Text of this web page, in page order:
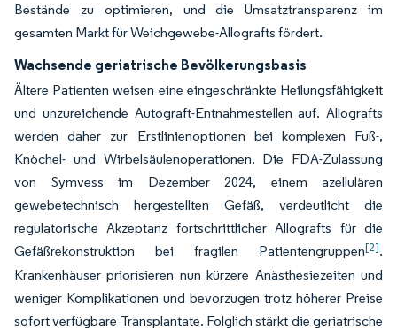
Bestände zu optimieren, und die Umsatztransparenz im
gesamten Markt für Weichgewebe-Allografts fördert.
Wachsende geriatrische Bevölkerungsbasis
Ältere Patienten weisen eine eingeschränkte Heilungsfähigkeit
und unzureichende Autograft-Entnahmestellen auf. Allografts
werden daher zur Erstlinienoptionen bei komplexen Fuß-,
Knöchel- und Wirbelsäulenoperationen. Die FDA-Zulassung
von Symvess im Dezember 2024, einem azellulären
gewebetechnisch hergestellten Gefäß, verdeutlicht die
regulatorische Akzeptanz fortschrittlicher Allografts für die
Gefäßrekonstruktion bei fragilen Patientengruppen[2].
Krankenhäuser priorisieren nun kürzere Anästhesiezeiten und
weniger Komplikationen und bevorzugen trotz höherer Preise
sofort verfügbare Transplantate. Folglich stärkt die geriatrische